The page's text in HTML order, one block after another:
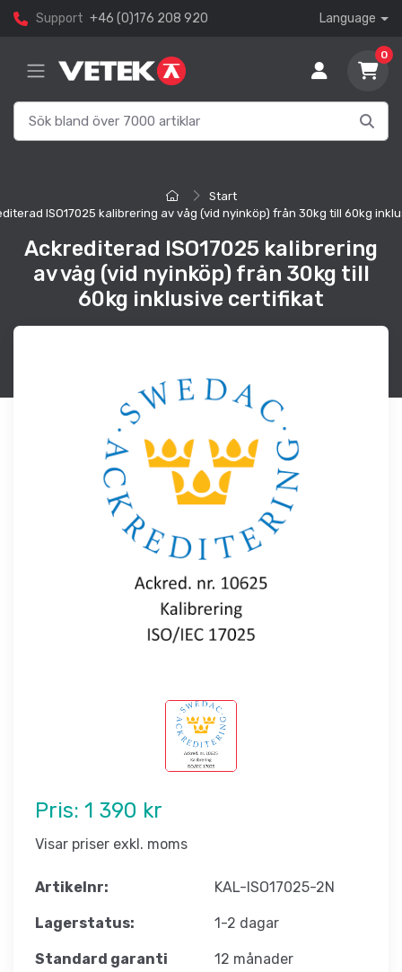
Support +46 (0)176 208 920 Language
0
Start
ISO17025 kalibrering av våg (vid nyinköp) från 30kg till 60kg
Ackrediterad ISO17025 kalibrering
av våg (vid nyinköp) från 30kg till
60kg inklusive certifikat
Pris: 1 390 kr
Visar priser exkl. moms
Artikelnr: KAL-ISO17025-2N
Lagerstatus: 1-2 dagar
Standard garanti 12 månader